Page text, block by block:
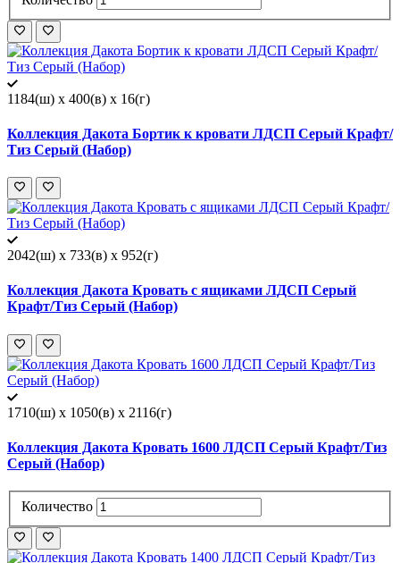
1184(ш) x 400(в) x 16(г)
Коллекция Дакота Бортик к кровати ЛДСП Серый Крафт/
Тиз Серый (Набор)
2042(ш) x 733(в) x 952(г)
Коллекция Дакота Кровать с ящиками ЛДСП Серый
Крафт/Тиз Серый (Набор)
1710(ш) x 1050(в) x 2116(г)
Коллекция Дакота Кровать 1600 ЛДСП Серый Крафт/Тиз
Серый (Набор)
Количество